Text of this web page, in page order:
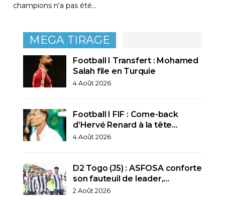
champions n'a pas été…
MEGA TIRAGE
Football I Transfert : Mohamed
Salah file en Turquie
4 Août 2026
Football I FIF : Come-back
d’Hervé Renard à la tête…
4 Août 2026
D2 Togo (J5) : ASFOSA conforte
son fauteuil de leader,…
2 Août 2026